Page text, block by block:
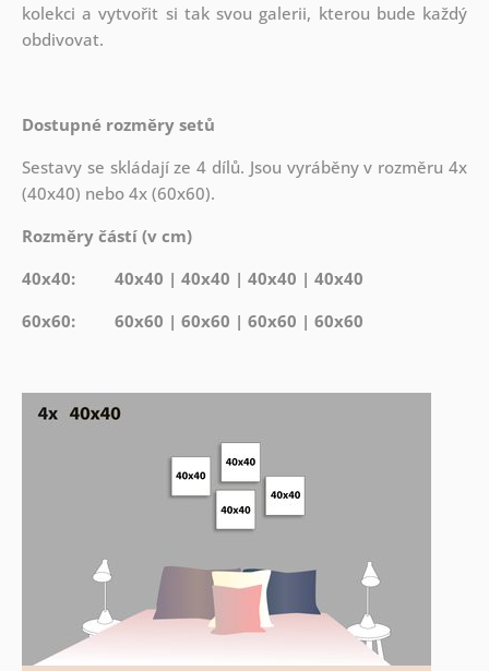
kolekci a vytvořit si tak svou galerii, kterou bude každý
obdivovat.
Dostupné rozměry setů
Sestavy se skládají ze 4 dílů. Jsou vyráběny v rozměru 4x
(40x40) nebo 4x (60x60).
Rozměry částí (v cm)
40x40: 40x40 | 40x40 | 40x40 | 40x40
60x60: 60x60 | 60x60 | 60x60 | 60x60